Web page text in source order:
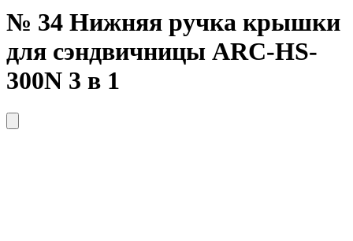
№ 34 Нижняя ручка крышки
для сэндвичницы ARC-HS-
300N 3 в 1